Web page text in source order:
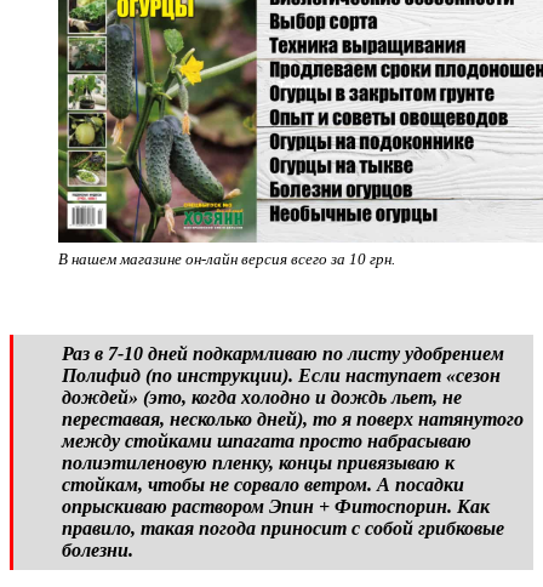
В нашем магазине он-лайн версия всего за 10 грн.
Раз в 7-10 дней подкармливаю по листу удобрением
Полифид (по инструкции). Если наступает «сезон
дождей» (это, когда холодно и дождь льет, не
переставая, несколько дней), то я поверх натянутого
между стойками шпагата просто набрасываю
полиэтиленовую пленку, концы привязываю к
стойкам, чтобы не сорвало ветром. А посадки
опрыскиваю раствором Эпин + Фитоспорин. Как
правило, такая погода приносит с собой грибковые
болезни.